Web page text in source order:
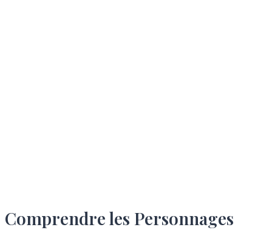
Comprendre les Personnages